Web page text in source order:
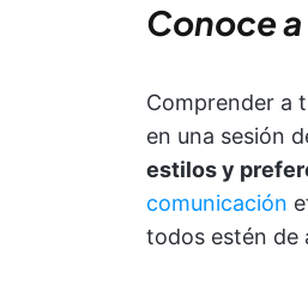
Conoce
Comprender a
en una sesión
estilos y
comunicación
todos estén de